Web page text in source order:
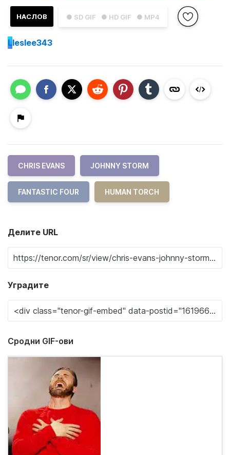
● SD GIF ● HD GIF ● MP4
НАСЛОВ
Lleslee343
CHRIS EVANS JOHNNY STORM
FANTASTIC FOUR HUMAN TORCH
Делите URL
Уградите
Сродни GIF-ови